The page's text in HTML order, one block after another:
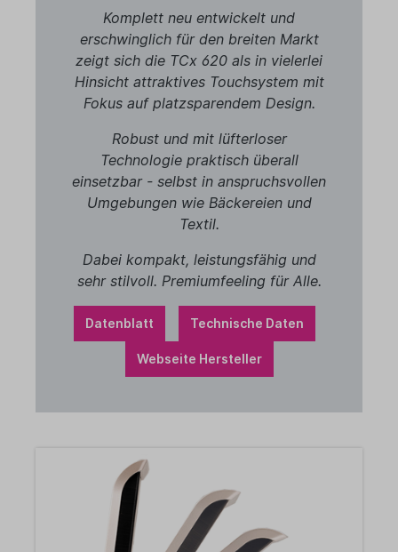
Komplett neu entwickelt und
erschwinglich für den breiten Markt
zeigt sich die TCx 620 als in vielerlei
Hinsicht attraktives Touchsystem mit
Fokus auf platzsparendem Design.
Robust und mit lüfterloser
Technologie praktisch überall
einsetzbar - selbst in anspruchsvollen
Umgebungen wie Bäckereien und
Textil.
Dabei kompakt, leistungsfähig und
sehr stilvoll. Premiumfeeling für Alle.
Datenblatt Technische Daten
Webseite Hersteller